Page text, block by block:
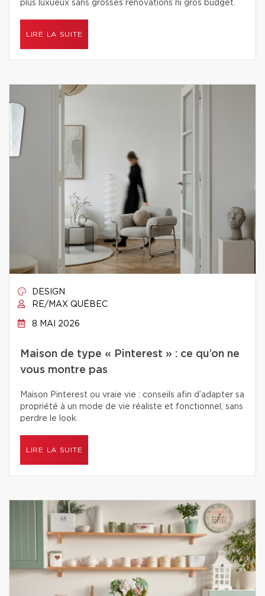
plus luxueux sans grosses rénovations ni gros budget.
LIRE LA SUITE
DESIGN
RE/MAX QUÉBEC
8 MAI 2026
Maison de type « Pinterest » : ce qu’on ne
vous montre pas
Maison Pinterest ou vraie vie : conseils afin d’adapter sa
propriété à un mode de vie réaliste et fonctionnel, sans
perdre le look.
LIRE LA SUITE